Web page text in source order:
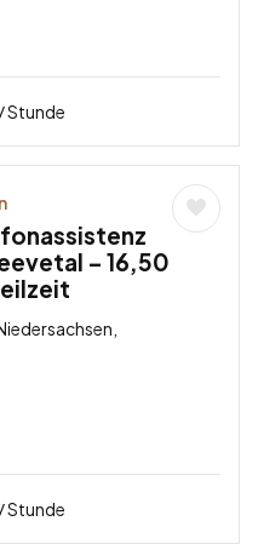
/ Stunde
– 16,50
/ Stunde